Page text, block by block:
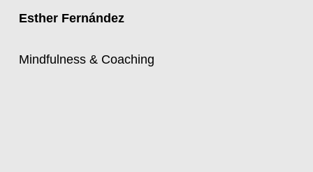
Esther Fernández
Mindfulness & Coaching